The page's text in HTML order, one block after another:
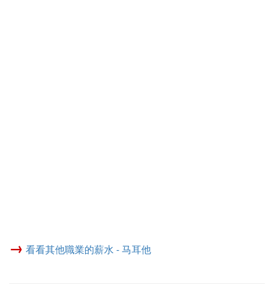
→ 看看其他職業的薪水 - 马耳他